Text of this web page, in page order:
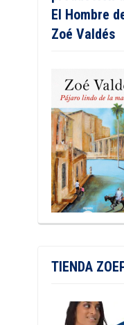
El Hombre
Zoé Valdés
TIENDA